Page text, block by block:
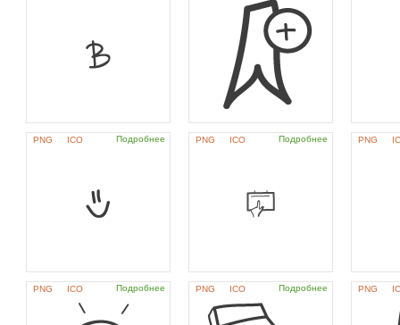
PNG ICO Подробнее PNG ICO Подробнее PNG
PNG ICO Подробнее PNG ICO Подробнее PNG